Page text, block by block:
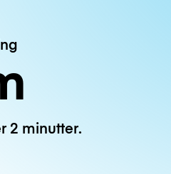
2 minutter.